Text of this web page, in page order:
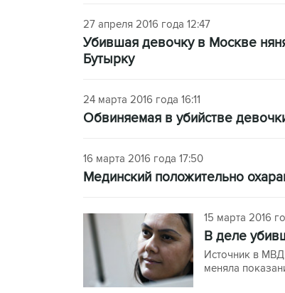
27 апреля 2016 года 12:47
Убившая девочку в Москве
Бутырку
24 марта 2016 года 16:11
Обвиняемая в убийстве
16 марта 2016 года 17:50
Мединский положительно
15 марта 2016
В деле
Источник в
меняла